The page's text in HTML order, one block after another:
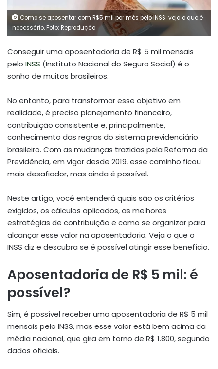
Como se aposentar com R$5 mil por mês pelo INSS: veja o que é
necessário. Foto: Reprodução
Conseguir uma aposentadoria de R$ 5 mil mensais
pelo INSS (Instituto Nacional do Seguro Social) é o
sonho de muitos brasileiros.
No entanto, para transformar esse objetivo em
realidade, é preciso planejamento financeiro,
contribuição consistente e, principalmente,
conhecimento das regras do sistema previdenciário
brasileiro. Com as mudanças trazidas pela Reforma da
Previdência, em vigor desde 2019, esse caminho ficou
mais desafiador, mas ainda é possível.
Neste artigo, você entenderá quais são os critérios
exigidos, os cálculos aplicados, as melhores
estratégias de contribuição e como se organizar para
alcançar esse valor na aposentadoria. Veja o que o
INSS diz e descubra se é possível atingir esse benefício.
Aposentadoria de R$ 5 mil: é
possível?
Sim, é possível receber uma aposentadoria de R$ 5 mil
mensais pelo INSS, mas esse valor está bem acima da
média nacional, que gira em torno de R$ 1.800, segundo
dados oficiais.